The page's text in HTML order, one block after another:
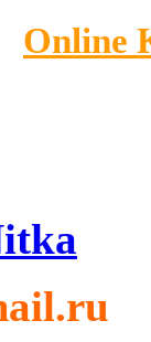
Online